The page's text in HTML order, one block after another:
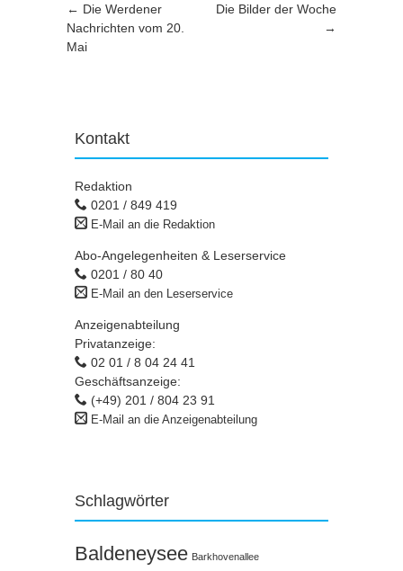
Artikel-Navigation
← Die Werdener
Nachrichten vom 20.
Mai
Die Bilder der Woche
→
Kontakt
Redaktion
0201 / 849 419
E-Mail an die Redaktion
Abo-Angelegenheiten & Leserservice
0201 / 80 40
E-Mail an den Leserservice
Anzeigenabteilung
Privatanzeige:
02 01 / 8 04 24 41
Geschäftsanzeige:
(+49) 201 / 804 23 91
E-Mail an die Anzeigenabteilung
Schlagwörter
Baldeneysee Barkhovenallee